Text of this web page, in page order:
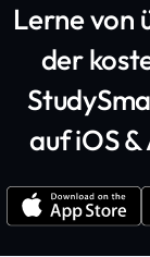
Lerne von
der
auf iOS